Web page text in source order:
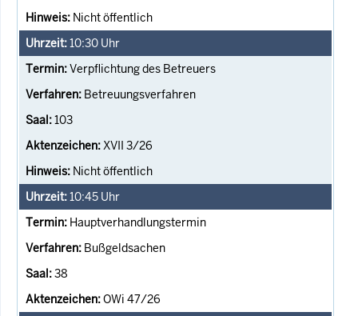
Nicht öffentlich
10:30 Uhr
Verpflichtung des Betreuers
Betreuungsverfahren
103
XVII 3/26
Nicht öffentlich
10:45 Uhr
Hauptverhandlungstermin
Bußgeldsachen
38
OWi 47/26